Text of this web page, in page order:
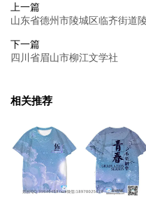
上一篇
山东省德州市陵城区临齐街道
下一篇
四川省眉山市柳江文学社
相关推荐